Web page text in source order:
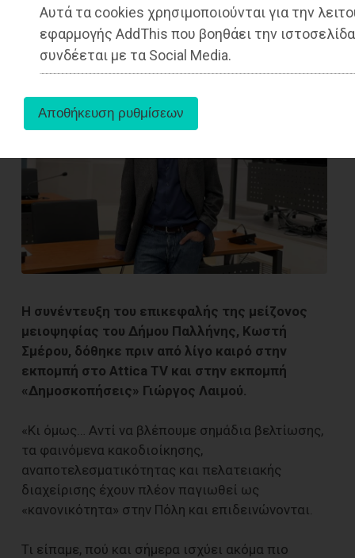
Αυτά τα cookies χρησιμοποιούνται για την
εφαρμογής AddThis που βοηθάει την
συνδέεται με τα Social Media.
▶️ Ακούστε το κείμενο
Η συνέντευξη του επικεφαλής της μείζονος
μειοψηφίας του Δήμου Παλλήνης, Κωστή
Σμέρου, δόθηκε πριν από λίγο καιρό στην
εκπομπή στο Attica TV και στην εκπομπή
«Δημοσκοπήσεις» Γιώργος Λαιμού.
«Κι όμως… Αντί να βλέπουμε σημάδια βελτίωσης,
τα φαινόμενα κακοδιοίκησης,
αναποτελεσματικότητας και πελατειακής
διαχείρισης έχουν πλέον παγιωθεί ως
«κανονικότητα» στην Πόλη και επιδεινώνονται.
Τι είπαμε, πού και σήμερα ισχύει ακόμα πιο